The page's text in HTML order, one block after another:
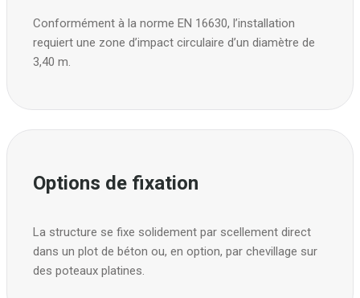
Conformément à la norme EN 16630, l’installation
requiert une zone d’impact circulaire d’un diamètre de
3,40 m.
Options de fixation
La structure se fixe solidement par scellement direct
dans un plot de béton ou, en option, par chevillage sur
des poteaux platines.